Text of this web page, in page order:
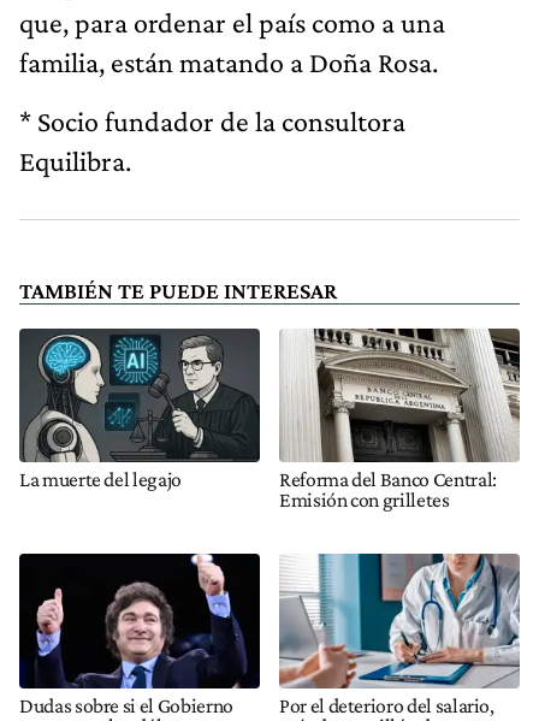
que, para ordenar el país como a una
familia, están matando a Doña Rosa.
* Socio fundador de la consultora
Equilibra.
TAMBIÉN TE PUEDE INTERESAR
La muerte del legajo
Reforma del Banco Central:
Emisión con grilletes
Dudas sobre si el Gobierno
Por el deterioro del salario,